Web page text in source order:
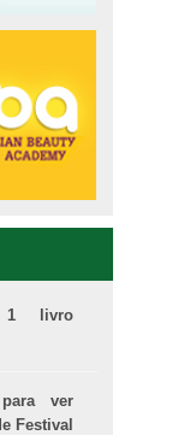
1 livro
ver
Festival